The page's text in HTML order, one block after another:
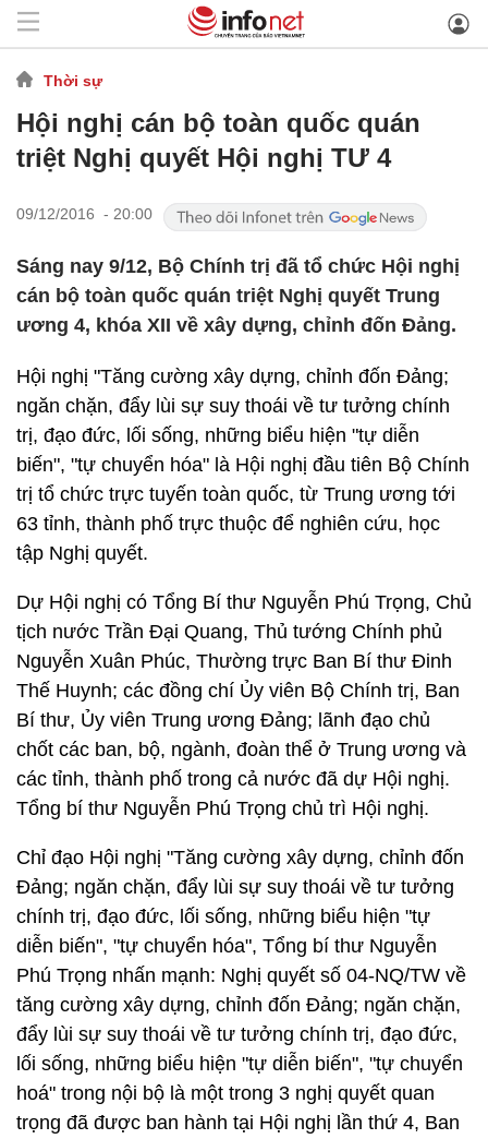
Thời sự
Hội nghị cán bộ toàn quốc quán
triệt Nghị quyết Hội nghị TƯ 4
09/12/2016 - 20:00
Sáng nay 9/12, Bộ Chính trị đã tổ chức Hội nghị
cán bộ toàn quốc quán triệt Nghị quyết Trung
ương 4, khóa XII về xây dựng, chỉnh đốn Đảng.
Hội nghị "Tăng cường xây dựng, chỉnh đốn Đảng;
ngăn chặn, đẩy lùi sự suy thoái về tư tưởng chính
trị, đạo đức, lối sống, những biểu hiện "tự diễn
biến", "tự chuyển hóa" là Hội nghị đầu tiên Bộ Chính
trị tổ chức trực tuyến toàn quốc, từ Trung ương tới
63 tỉnh, thành phố trực thuộc để nghiên cứu, học
tập Nghị quyết.
Dự Hội nghị có Tổng Bí thư Nguyễn Phú Trọng, Chủ
tịch nước Trần Đại Quang, Thủ tướng Chính phủ
Nguyễn Xuân Phúc, Thường trực Ban Bí thư Đinh
Thế Huynh; các đồng chí Ủy viên Bộ Chính trị, Ban
Bí thư, Ủy viên Trung ương Đảng; lãnh đạo chủ
chốt các ban, bộ, ngành, đoàn thể ở Trung ương và
các tỉnh, thành phố trong cả nước đã dự Hội nghị.
Tổng bí thư Nguyễn Phú Trọng chủ trì Hội nghị.
Chỉ đạo Hội nghị "Tăng cường xây dựng, chỉnh đốn
Đảng; ngăn chặn, đẩy lùi sự suy thoái về tư tưởng
chính trị, đạo đức, lối sống, những biểu hiện "tự
diễn biến", "tự chuyển hóa", Tổng bí thư Nguyễn
Phú Trọng nhấn mạnh: Nghị quyết số 04-NQ/TW về
tăng cường xây dựng, chỉnh đốn Đảng; ngăn chặn,
đẩy lùi sự suy thoái về tư tưởng chính trị, đạo đức,
lối sống, những biểu hiện "tự diễn biến", "tự chuyển
hoá" trong nội bộ là một trong 3 nghị quyết quan
trọng đã được ban hành tại Hội nghị lần thứ 4, Ban